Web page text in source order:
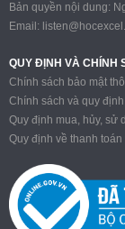
Bản quyền nội dung:
Email:
QUY ĐỊNH VÀ CHÍNH
Chính sách bảo mật
Chính sách và quy
Quy định mua, hủy, sử
Quy định về thanh